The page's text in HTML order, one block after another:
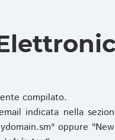
compilato.
indicata nella
oppure